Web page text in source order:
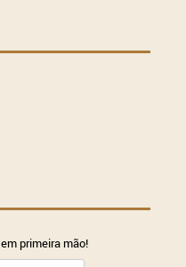
primeira mão!